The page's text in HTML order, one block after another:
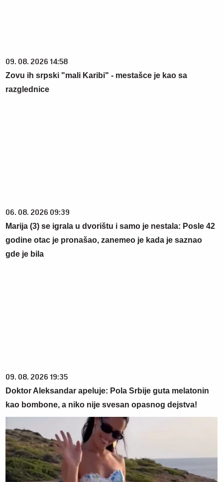
09. 08. 2026 14:58
Zovu ih srpski "mali Karibi" - mestašce je kao sa
razglednice
06. 08. 2026 09:39
Marija (3) se igrala u dvorištu i samo je nestala: Posle 42
godine otac je pronašao, zanemeo je kada je saznao
gde je bila
09. 08. 2026 19:35
Doktor Aleksandar apeluje: Pola Srbije guta melatonin
kao bombone, a niko nije svesan opasnog dejstva!